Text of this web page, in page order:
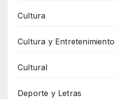
Cultura
Cultura y Entretenimiento
Cultural
Deporte y Letras